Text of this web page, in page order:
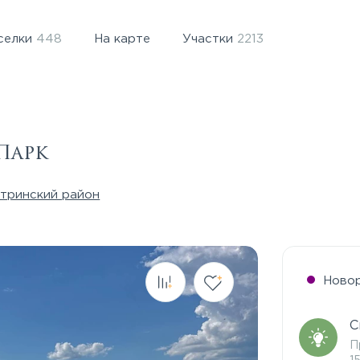
448 На карте Участки 2213
район